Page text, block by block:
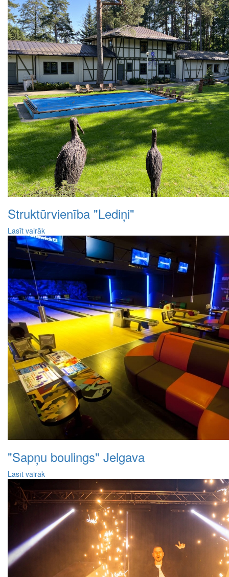
Struktūrvienība "Lediņi"
Lasīt vairāk
"Sapņu boulings" Jelgava
Lasīt vairāk